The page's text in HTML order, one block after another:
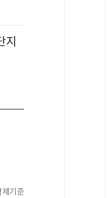
지
제기준